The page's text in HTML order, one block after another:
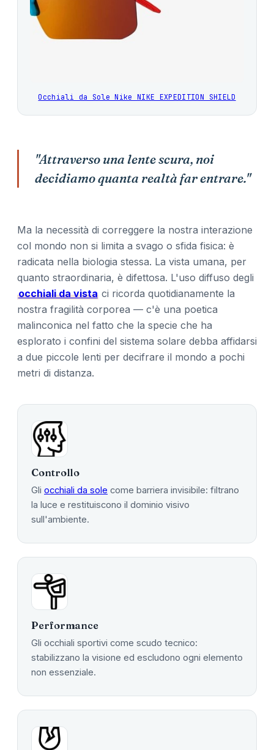
Occhiali da Sole Nike NIKE EXPEDITION SHIELD
"Attraverso una lente scura, noi
decidiamo quanta realtà far entrare."
Ma la necessità di correggere la nostra interazione
col mondo non si limita a svago o sfida fisica: è
radicata nella biologia stessa. La vista umana, per
quanto straordinaria, è difettosa. L'uso diffuso degli
occhiali da vista ci ricorda quotidianamente la
nostra fragilità corporea — c'è una poetica
malinconica nel fatto che la specie che ha
esplorato i confini del sistema solare debba affidarsi
a due piccole lenti per decifrare il mondo a pochi
metri di distanza.
Controllo
Gli occhiali da sole come barriera invisibile: filtrano
la luce e restituiscono il dominio visivo
sull'ambiente.
Performance
Gli occhiali sportivi come scudo tecnico:
stabilizzano la visione ed escludono ogni elemento
non essenziale.